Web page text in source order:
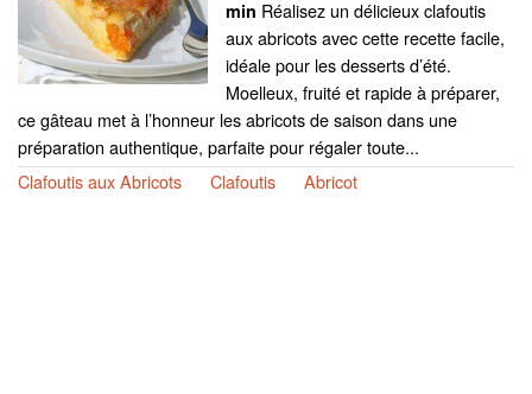
min Réalisez un délicieux clafoutis
aux abricots avec cette recette facile,
idéale pour les desserts d’été.
Moelleux, fruité et rapide à préparer,
ce gâteau met à l’honneur les abricots de saison dans une
préparation authentique, parfaite pour régaler toute...
Clafoutis aux Abricots
Clafoutis Abricot